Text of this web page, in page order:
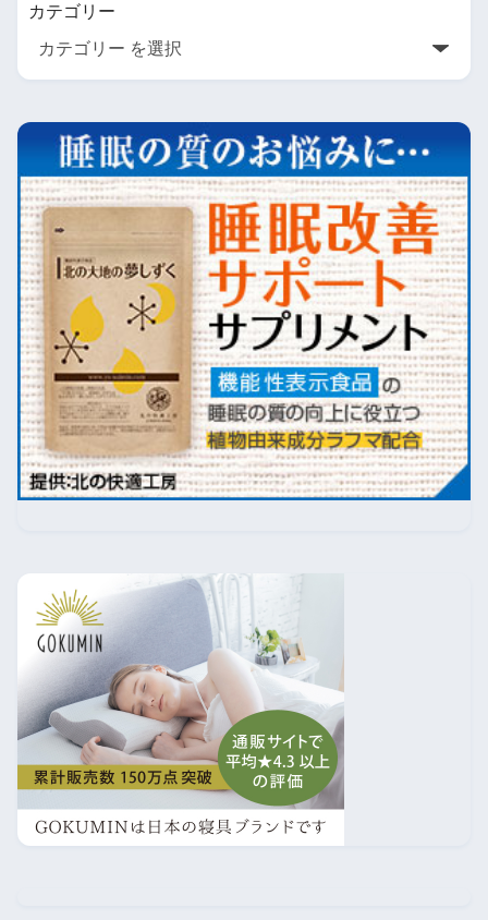
カテゴリー